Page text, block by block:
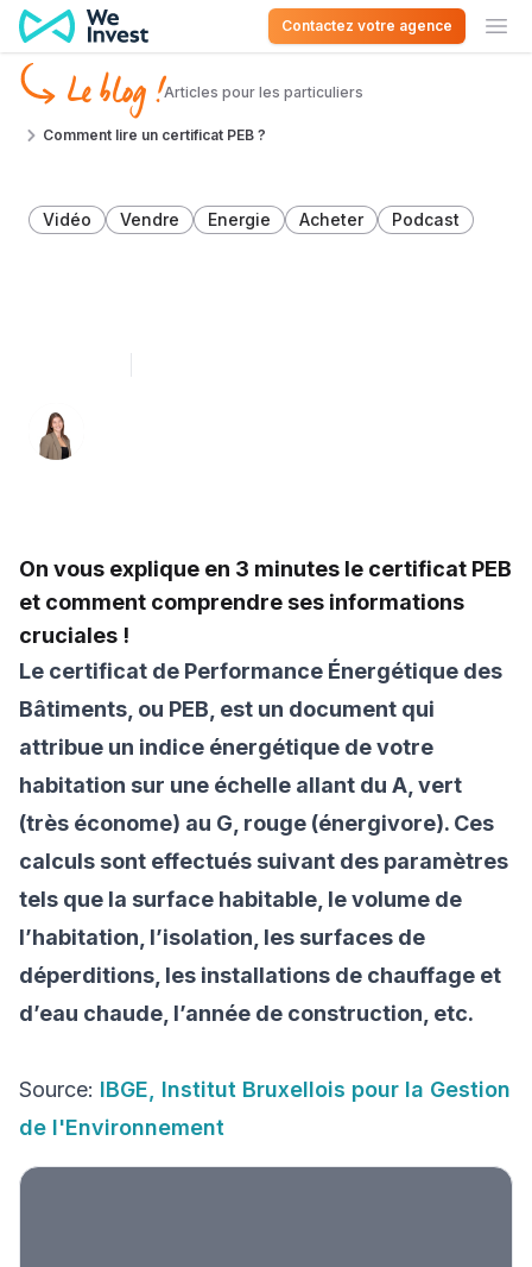
Aller au contenu
Contactez votre agence
Le blog !Articles pour les particuliers
Comment lire un certificat PEB ?
Vidéo Vendre Energie Acheter Podcast
On vous explique en 3 minutes le certificat PEB
et comment comprendre ses informations
cruciales !
Le certificat de Performance Énergétique des
Bâtiments, ou PEB, est un document qui
attribue un indice énergétique de votre
habitation sur une échelle allant du A, vert
(très économe) au G, rouge (énergivore). Ces
calculs sont effectués suivant des paramètres
tels que la surface habitable, le volume de
l’habitation, l’isolation, les surfaces de
déperditions, les installations de chauffage et
d’eau chaude, l’année de construction, etc.
Source: IBGE, Institut Bruxellois pour la Gestion
de l'Environnement